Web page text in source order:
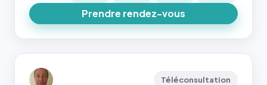
Prendre rendez-vous
Téléconsultation